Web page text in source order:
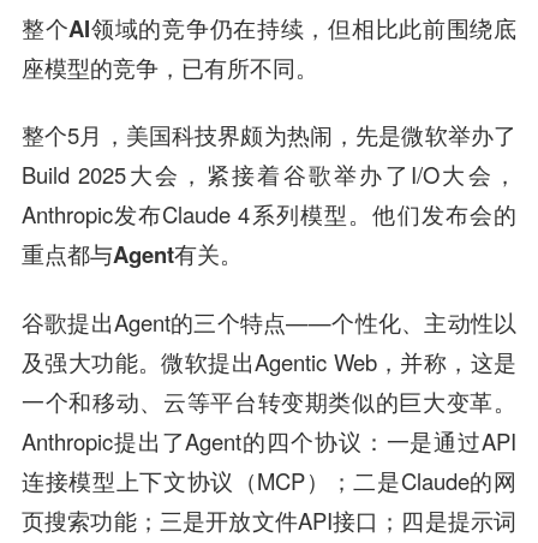
整个AI领域的竞争仍在持续，但相比此前围绕底
座模型的竞争，已有所不同。
整个5月，美国科技界颇为热闹，先是微软举办了
Build 2025大会，紧接着谷歌举办了I/O大会，
Anthropic发布Claude 4系列模型。他们发布会的
重点都与Agent有关。
谷歌提出Agent的三个特点——个性化、主动性以
及强大功能。微软提出Agentic Web，并称，这是
一个和移动、云等平台转变期类似的巨大变革。
Anthropic提出了Agent的四个协议：一是通过API
连接模型上下文协议（MCP）；二是Claude的网
页搜索功能；三是开放文件API接口；四是提示词